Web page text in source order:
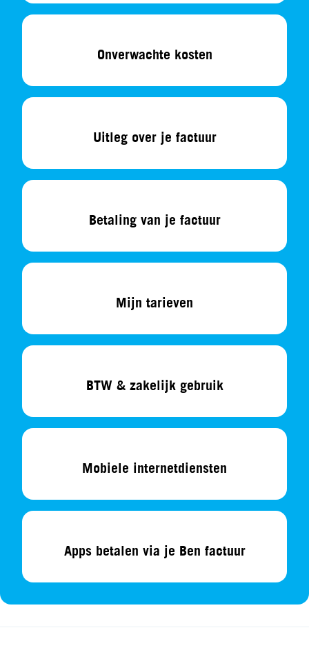
Onverwachte kosten
Uitleg over je factuur
Betaling van je factuur
Mijn tarieven
BTW & zakelijk gebruik
Mobiele internetdiensten
Apps betalen via je Ben factuur